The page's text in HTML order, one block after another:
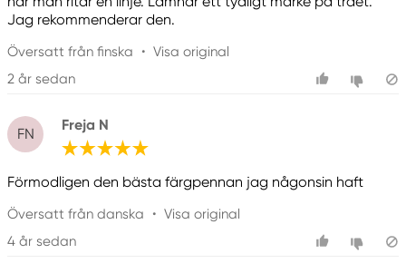
Jag rekommenderar den.
Översatt från finska • Visa original
2 år sedan
FN
Freja N
Förmodligen den bästa färgpennan jag någonsin haft
Översatt från danska • Visa original
4 år sedan